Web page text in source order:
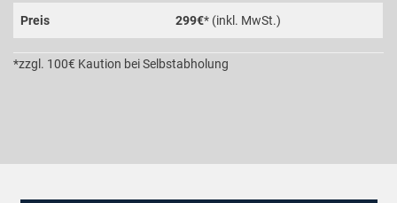
Preis 299€* (inkl. MwSt.)
*zzgl. 100€ Kaution bei Selbstabholung